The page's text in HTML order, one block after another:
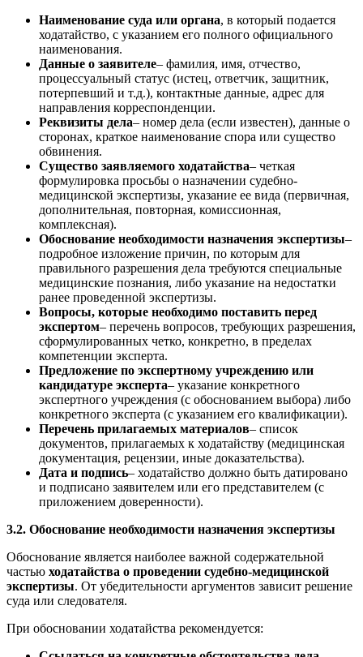
Наименование суда или органа, в который подается
ходатайство, с указанием его полного официального
наименования.
Данные о заявителе– фамилия, имя, отчество,
процессуальный статус (истец, ответчик, защитник,
потерпевший и т.д.), контактные данные, адрес для
направления корреспонденции.
Реквизиты дела– номер дела (если известен), данные о
сторонах, краткое наименование спора или существо
обвинения.
Существо заявляемого ходатайства– четкая
формулировка просьбы о назначении судебно-
медицинской экспертизы, указание ее вида (первичная,
дополнительная, повторная, комиссионная,
комплексная).
Обоснование необходимости назначения экспертизы–
подробное изложение причин, по которым для
правильного разрешения дела требуются специальные
медицинские познания, либо указание на недостатки
ранее проведенной экспертизы.
Вопросы, которые необходимо поставить перед
экспертом– перечень вопросов, требующих разрешения,
сформулированных четко, конкретно, в пределах
компетенции эксперта.
Предложение по экспертному учреждению или
кандидатуре эксперта– указание конкретного
экспертного учреждения (с обоснованием выбора) либо
конкретного эксперта (с указанием его квалификации).
Перечень прилагаемых материалов– список
документов, прилагаемых к ходатайству (медицинская
документация, рецензии, иные доказательства).
Дата и подпись– ходатайство должно быть датировано
и подписано заявителем или его представителем (с
приложением доверенности).
3.2. Обоснование необходимости назначения экспертизы
Обоснование является наиболее важной содержательной
частью ходатайства о проведении судебно-медицинской
экспертизы. От убедительности аргументов зависит решение
суда или следователя.
При обосновании ходатайства рекомендуется: